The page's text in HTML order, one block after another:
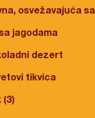
osvežavajuća
jagodama
dezert
tikvica
(3)